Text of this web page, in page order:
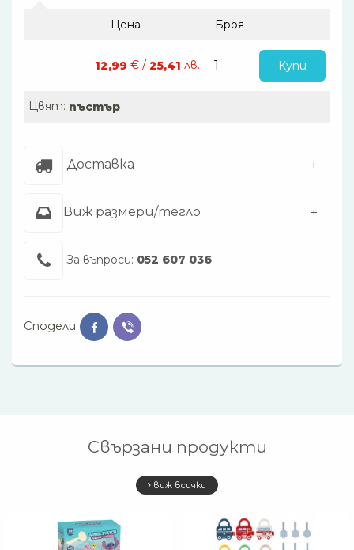
Цена Броя
12,99 € / 25,41 лв. Купи
Цвят: пъстър
Доставка
Виж размери/тегло
За въпроси: 052 607 036
Сподели
Свързани продукти
виж всички